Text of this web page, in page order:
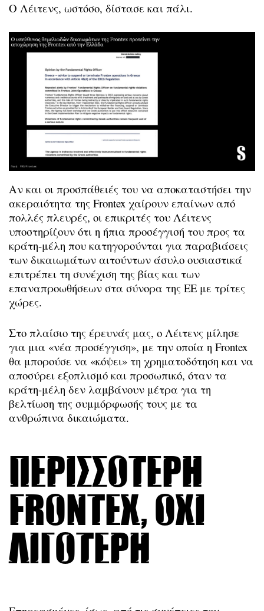
Ο Λέιτενς, ωστόσο, δίστασε και πάλι.
Αν και οι προσπάθειές του να αποκαταστήσει την
ακεραιότητα της Frontex χαίρουν επαίνων από
πολλές πλευρές, οι επικριτές του Λέιτενς
υποστηρίζουν ότι η ήπια προσέγγισή του προς τα
κράτη-μέλη που κατηγορούνται για παραβιάσεις
των δικαιωμάτων αιτούντων άσυλο ουσιαστικά
επιτρέπει τη συνέχιση της βίας και των
επαναπροωθήσεων στα σύνορα της ΕΕ με τρίτες
χώρες.
Στο πλαίσιο της έρευνάς μας, ο Λέιτενς μίλησε
για μια «νέα προσέγγιση», με την οποία η Frontex
θα μπορούσε να «κόψει» τη χρηματοδότηση και να
αποσύρει εξοπλισμό και προσωπικό, όταν τα
κράτη-μέλη δεν λαμβάνουν μέτρα για τη
βελτίωση της συμμόρφωσής τους με τα
ανθρώπινα δικαιώματα.
Περισσότερη
Frontex, όχι
λιγότερη